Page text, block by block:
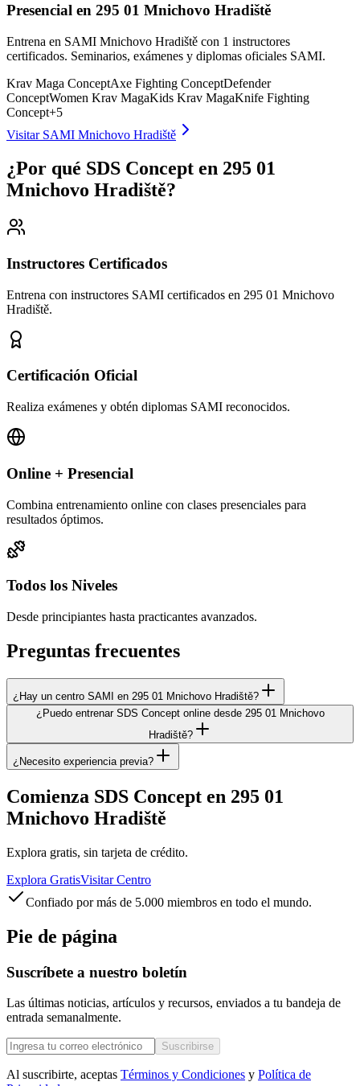
Presencial en 295 01 Mnichovo Hradiště
Entrena en SAMI Mnichovo Hradiště con 1 instructores
certificados. Seminarios, exámenes y diplomas oficiales SAMI.
Krav Maga ConceptAxe Fighting ConceptDefender
ConceptWomen Krav MagaKids Krav MagaKnife Fighting
Concept+5
Visitar SAMI Mnichovo Hradiště
¿Por qué SDS Concept en 295 01
Mnichovo Hradiště?
Instructores Certificados
Entrena con instructores SAMI certificados en 295 01 Mnichovo
Hradiště.
Certificación Oficial
Realiza exámenes y obtén diplomas SAMI reconocidos.
Online + Presencial
Combina entrenamiento online con clases presenciales para
resultados óptimos.
Todos los Niveles
Desde principiantes hasta practicantes avanzados.
Preguntas frecuentes
¿Hay un centro SAMI en 295 01 Mnichovo Hradiště?
¿Puedo entrenar SDS Concept online desde 295 01 Mnichovo
Hradiště?
¿Necesito experiencia previa?
Comienza SDS Concept en 295 01
Mnichovo Hradiště
Explora gratis, sin tarjeta de crédito.
Explora GratisVisitar Centro
Confiado por más de 5.000 miembros en todo el mundo.
Pie de página
Suscríbete a nuestro boletín
Las últimas noticias, artículos y recursos, enviados a tu bandeja de
entrada semanalmente.
Suscribirse
Al suscribirte, aceptas Términos y Condiciones y Política de